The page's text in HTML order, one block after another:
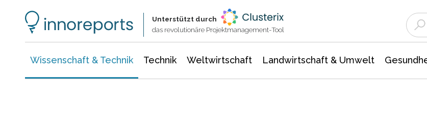
Unterstützt durch
das revolutionäre Projektmanagement-Tool
Wissenschaft & Technik Technik Weltwirtschaft Landwirtschaft & Umwelt